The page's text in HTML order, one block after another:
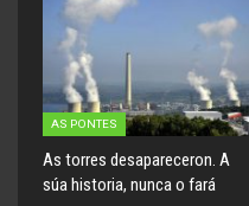
AS PONTES
As torres desapareceron. A
súa historia, nunca o fará